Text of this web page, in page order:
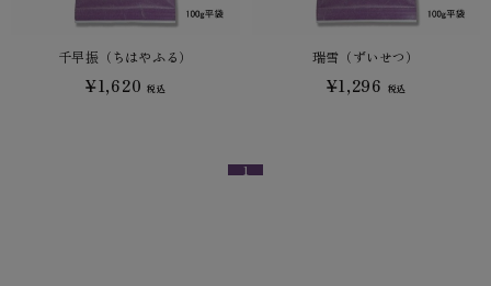
千早振（ちはやふる）
¥1,620 税込
瑞雪（ずいせつ）
¥1,296 税込
1